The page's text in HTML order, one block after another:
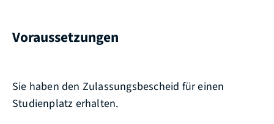
Voraussetzungen
Sie haben den Zulassungsbescheid für einen
Studienplatz erhalten.